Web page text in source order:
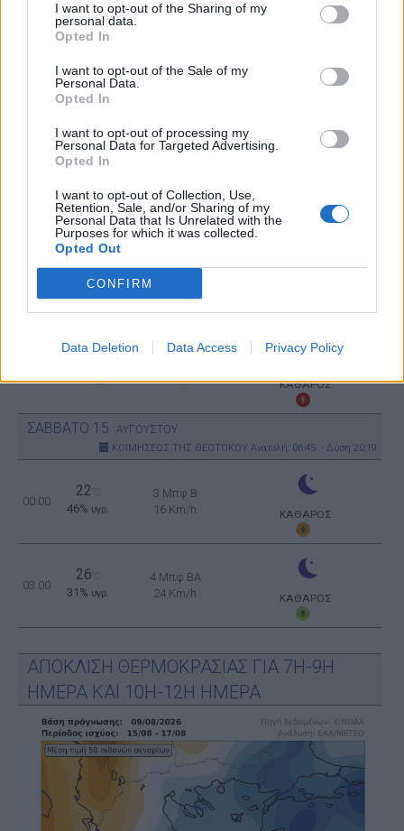
I want to opt-out of the Sharing of my
personal data.
Opted In
I want to opt-out of the Sale of my
Personal Data.
Opted In
I want to opt-out of processing my
Personal Data for Targeted Advertising.
Opted In
I want to opt-out of Collection, Use,
Retention, Sale, and/or Sharing of my
Personal Data that Is Unrelated with the
Purposes for which it was collected.
Opted Out
CONFIRM
Data Deletion Data Access Privacy Policy
26°C
38%υγρ.
5 Μπφ BA
28°C
38%υγρ.
5 Μπφ BA
30°C
31%
6 Μπφ BA
32°C
28%υγρ.
6 Μπφ BA
45 Km/h
18:00
31°C
29%
5 Μπφ BA
35 Km/h
55km/h
54%υγρ.
9 Km/h
ΚΑΘΑΡΟΣ
ΣΑΒΒΑΤΟ 15 ΑΥΓΟΥΣΤΟΥ
ΚΟΙΜΗΣΕΩΣ ΤΗΣ ΘΕΟΤΟΚΟΥ Ανατολή: 06:45 - Δύση 20:19
00:00
22
46% υγρ.
3 Μπφ B
16 Km/h
ΚΑΘΑΡΟΣ
03:00
26
31% υγρ.
4 Μπφ BA
24 Km/h
ΚΑΘΑΡΟΣ
ΑΠΟΚΛΙΣΗ ΘΕΡΜΟΚΡΑΣΙΑΣ ΓΙΑ 7Η-9Η
ΗΜΕΡΑ ΚΑΙ 10Η-12Η ΗΜΕΡΑ